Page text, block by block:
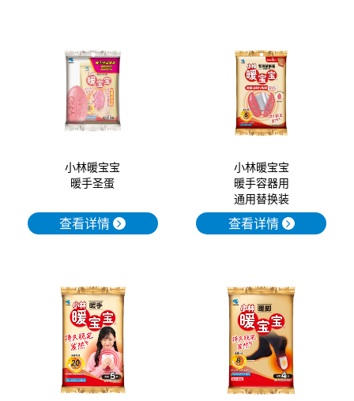
小林暖宝宝
暖手圣蛋
查看详情
小林暖宝宝
暖手容器用
通用替换装
查看详情